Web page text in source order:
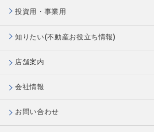
投資用・事業用
知りたい(不動産お役立ち情報)
店舗案内
会社情報
お問い合わせ